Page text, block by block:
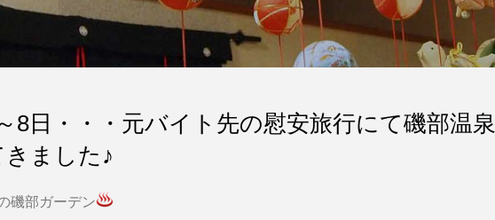
8日・・・元バイト先の慰安旅行にて磯部温泉
ました♪
磯部ガーデン